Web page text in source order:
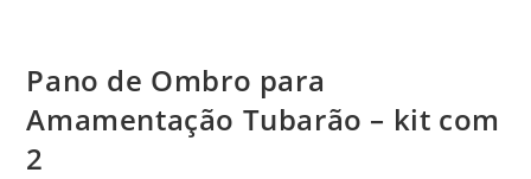
Pano de Ombro para
Amamentação Tubarão – kit com
2